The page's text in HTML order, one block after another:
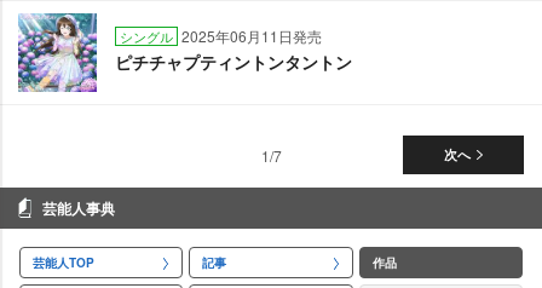
シングル 2025年06月11日発売
ピチチャプティントンタントン
次へ
1/7
芸能人事典
芸能人TOP 記事 作品